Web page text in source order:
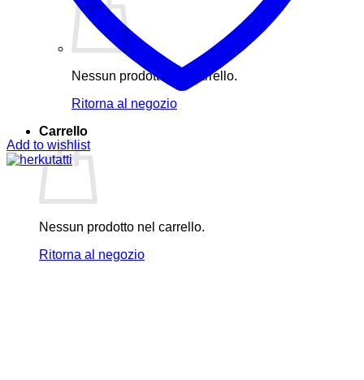
Nessun prodotto nel carrello.
Ritorna al negozio
Carrello
Nessun prodotto nel carrello.
Ritorna al negozio
Add to wishlist